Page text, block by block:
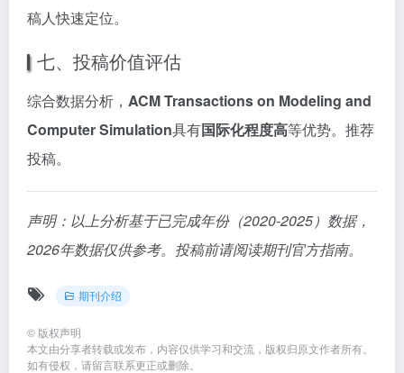
稿人快速定位。
七、投稿价值评估
综合数据分析， ACM Transactions on Modeling and
Computer Simulation具有国际化程度高等优势。推荐
投稿。
声明：以上分析基于已完成年份（2020-2025）数据，
2026年数据仅供参考。投稿前请阅读期刊官方指南。
期刊介绍
© 版权声明
本文由分享者转载或发布，内容仅供学习和交流，版权归原文作者所有。
如有侵权，请留言联系更正或删除。